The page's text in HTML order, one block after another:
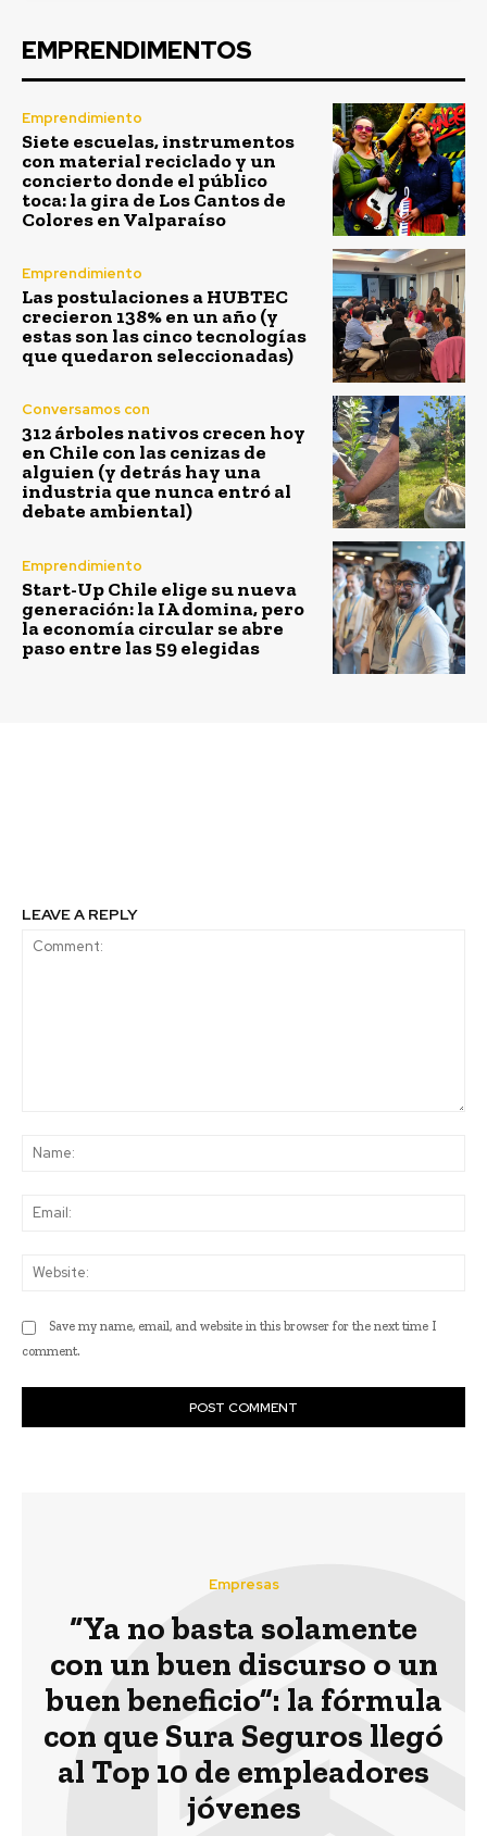
EMPRENDIMENTOS
Emprendimiento
Siete escuelas, instrumentos
con material reciclado y un
concierto donde el público
toca: la gira de Los Cantos de
Colores en Valparaíso
Emprendimiento
Las postulaciones a HUBTEC
crecieron 138% en un año (y
estas son las cinco tecnologías
que quedaron seleccionadas)
Conversamos con
312 árboles nativos crecen hoy
en Chile con las cenizas de
alguien (y detrás hay una
industria que nunca entró al
debate ambiental)
Emprendimiento
Start-Up Chile elige su nueva
generación: la IA domina, pero
la economía circular se abre
paso entre las 59 elegidas
LEAVE A REPLY
Save my name, email, and website in this browser for the next time I
comment.